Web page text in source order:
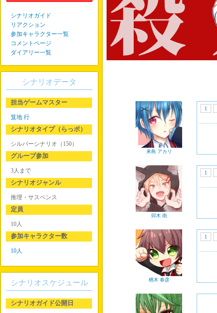
来島 アカリ
1
卯木 衛
1
楢木 春彦
1
シナリオガイド
リアクション
参加キャラクター一覧
コメントページ
ダイアリー一覧
シナリオデータ
担当ゲームマスター
笈地 行
シナリオタイプ（らっポ）
シルバーシナリオ（150）
グループ参加
3人まで
シナリオジャンル
推理・サスペンス
定員
10人
参加キャラクター数
10人
シナリオスケジュール
シナリオガイド公開日